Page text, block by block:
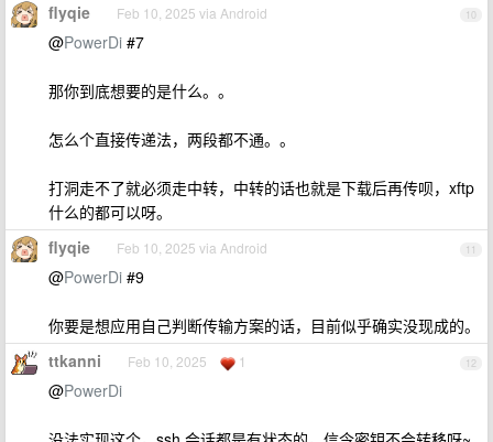
10
flyqie Feb 10, 2025 via Android
@PowerDi #7
那你到底想要的是什么。。
怎么个直接传递法，两段都不通。。
打洞走不了就必须走中转，中转的话也就是下载后再传呗，xftp
什么的都可以呀。
11
flyqie Feb 10, 2025 via Android
@PowerDi #9
你要是想应用自己判断传输方案的话，目前似乎确实没现成的。
12
ttkanni Feb 10, 2025 1
@PowerDi